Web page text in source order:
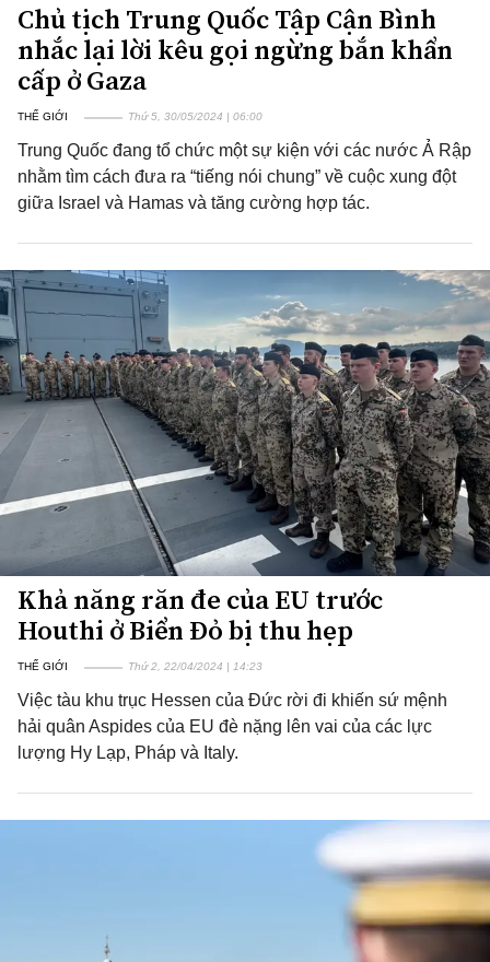
Chủ tịch Trung Quốc Tập Cận Bình
nhắc lại lời kêu gọi ngừng bắn khẩn
cấp ở Gaza
THẾ GIỚI Thứ 5, 30/05/2024 | 06:00
Trung Quốc đang tổ chức một sự kiện với các nước Ả Rập
nhằm tìm cách đưa ra “tiếng nói chung” về cuộc xung đột
giữa Israel và Hamas và tăng cường hợp tác.
Khả năng răn đe của EU trước
Houthi ở Biển Đỏ bị thu hẹp
THẾ GIỚI Thứ 2, 22/04/2024 | 14:23
Việc tàu khu trục Hessen của Đức rời đi khiến sứ mệnh
hải quân Aspides của EU đè nặng lên vai của các lực
lượng Hy Lạp, Pháp và Italy.